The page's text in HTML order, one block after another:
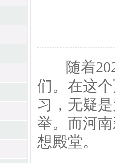
随着
们。在这
习，无疑
举。而河
想殿堂。